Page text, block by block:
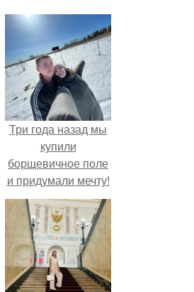
Три года назад мы
купили
борщевичное поле
и придумали мечту!